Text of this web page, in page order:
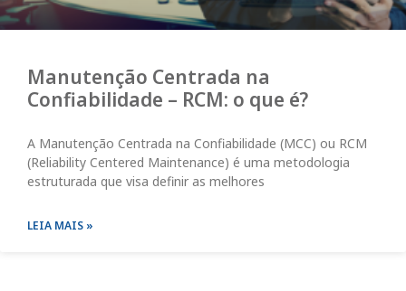
Manutenção Centrada na
Confiabilidade – RCM: o que é?
A Manutenção Centrada na Confiabilidade (MCC) ou RCM
(Reliability Centered Maintenance) é uma metodologia
estruturada que visa definir as melhores
LEIA MAIS »